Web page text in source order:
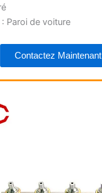
Paroi de voiture
Contactez Maintenant